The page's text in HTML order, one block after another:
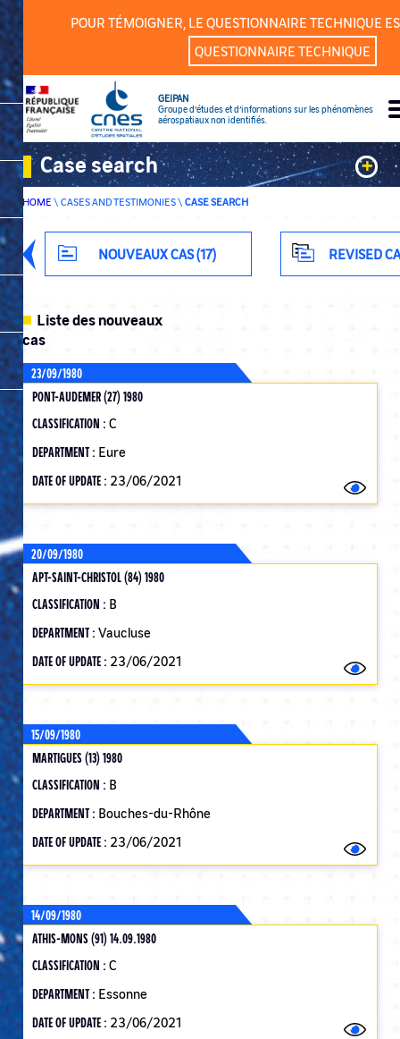
POUR TÉMOIGNER, LE QUESTIONNAIRE TECHNIQUE
QUESTIONNAIRE TECHNIQUE
GEIPAN
Groupe d’études et d’informations sur les phénomènes
aérospatiaux non identifiés.
Case search +
Keywords
Classification
ADVANCED SEARCH
NOUVEAUX CAS (17) REVISED
HOME \ CASES AND TESTIMONIES\ CASE SEARCH
Liste des nouveaux
cas
23/09/1980
PONT-AUDEMER (27) 1980
CLASSIFICATION : C
DEPARTMENT : Eure
DATE OF UPDATE : 23/06/2021
20/09/1980
APT-SAINT-CHRISTOL (84) 1980
CLASSIFICATION : B
DEPARTMENT : Vaucluse
DATE OF UPDATE : 23/06/2021
15/09/1980
MARTIGUES (13) 1980
CLASSIFICATION : B
DEPARTMENT : Bouches-du-Rhône
DATE OF UPDATE : 23/06/2021
14/09/1980
ATHIS-MONS (91) 14.09.1980
CLASSIFICATION : C
DEPARTMENT : Essonne
DATE OF UPDATE : 23/06/2021